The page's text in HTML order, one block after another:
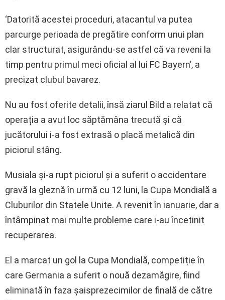
‘Datorită acestei proceduri, atacantul va putea
parcurge perioada de pregătire conform unui plan
clar structurat, asigurându-se astfel că va reveni la
timp pentru primul meci oficial al lui FC Bayern’, a
precizat clubul bavarez.
Nu au fost oferite detalii, însă ziarul Bild a relatat că
operația a avut loc săptămâna trecută și că
jucătorului i-a fost extrasă o placă metalică din
piciorul stâng.
Musiala și-a rupt piciorul și a suferit o accidentare
gravă la gleznă în urmă cu 12 luni, la Cupa Mondială a
Cluburilor din Statele Unite. A revenit în ianuarie, dar a
întâmpinat mai multe probleme care i-au încetinit
recuperarea.
El a marcat un gol la Cupa Mondială, competiție în
care Germania a suferit o nouă dezamăgire, fiind
eliminată în faza șaisprezecimilor de finală de către